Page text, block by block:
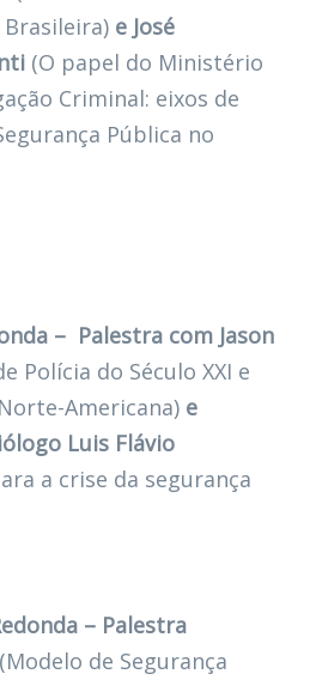
e José
(O papel do Ministério
Criminal: eixos de
Pública no
– Palestra com Jason
Polícia do Século XXI e
Americana) e
Luis Flávio
a crise da segurança
– Palestra
(Modelo de Segurança